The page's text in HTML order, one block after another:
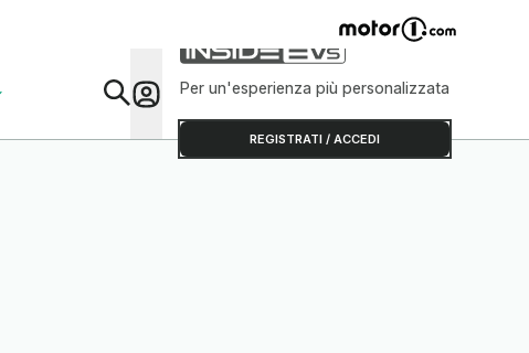
Per un'esperienza più personalizzata
REGISTRATI / ACCEDI